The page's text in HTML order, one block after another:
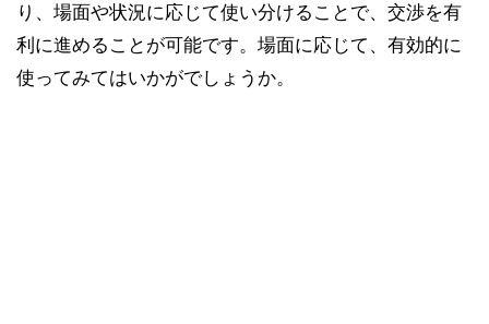
り、場面や状況に応じて使い分けることで、交渉を有
利に進めることが可能です。場面に応じて、有効的に
使ってみてはいかがでしょうか。